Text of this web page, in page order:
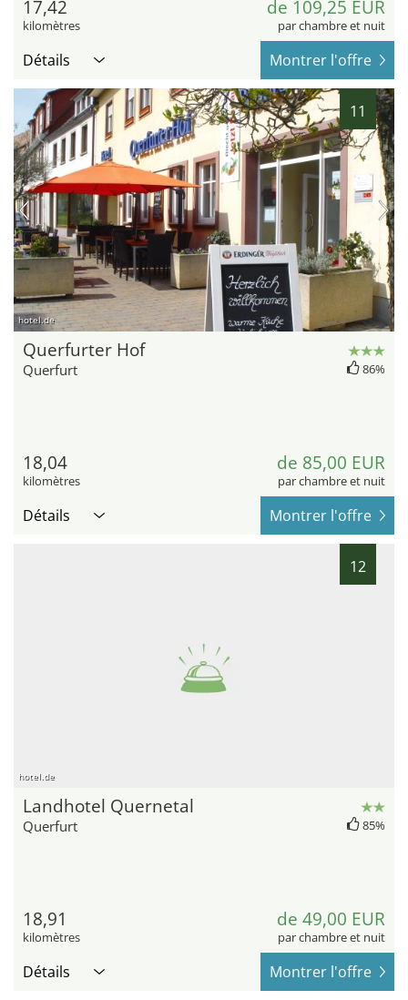
17,42
kilomètres
de 109,25 EUR
par chambre et nuit
Détails Montrer l'offre
11
hotel.de
Querfurter Hof
Querfurt 86%
18,04
kilomètres
de 85,00 EUR
par chambre et nuit
Détails Montrer l'offre
12
hotel.de
Landhotel Quernetal
Querfurt 85%
18,91
kilomètres
de 49,00 EUR
par chambre et nuit
Détails Montrer l'offre